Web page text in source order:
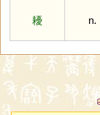
耰 n.